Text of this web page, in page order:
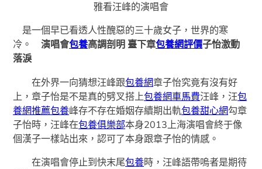
雅看汪峰的演唱會
是一個早已看透人性醜惡的三十歲女子，世界的寒
冷。演唱會包養高調剖明 臺下章包養網評價子怡激動
落淚
在外界一向猜想汪峰跟包養網章子怡究竟有沒有好
上，章子怡是不是真的劈叉搭上包養網車馬費汪峰，汪包
養網推薦包養峰存不存在婚姻存續期出軌包養甜心網勾章
子怡時，汪峰在包養俱樂部本身2013上海演唱會終于像
個漢子一樣站出來，認可了本身跟章子怡的情感。
在演唱會停止到快末尾包養時，汪峰語帶嗚者是期待